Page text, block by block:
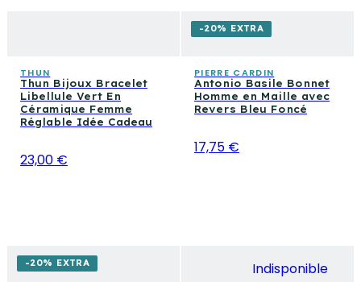
THUN
Thun Bijoux Bracelet
Libellule Vert En
Céramique Femme
Réglable Idée Cadeau
23,00 €
-20% EXTRA
PIERRE CARDIN
Antonio Basile Bonnet
Homme en Maille avec
Revers Bleu Foncé
17,75 €
-20% EXTRA Indisponible